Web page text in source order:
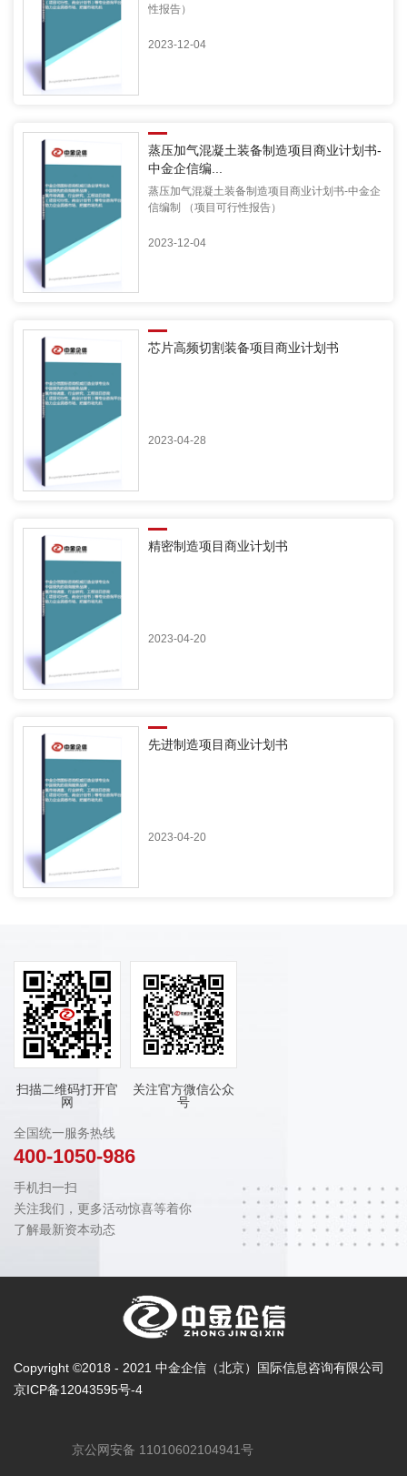
性报告）
2023-12-04
蒸压加气混凝土装备制造项目商业计划书-
中金企信编...
蒸压加气混凝土装备制造项目商业计划书-中金企
信编制 （项目可行性报告）
2023-12-04
芯片高频切割装备项目商业计划书
2023-04-28
精密制造项目商业计划书
2023-04-20
先进制造项目商业计划书
2023-04-20
扫描二维码打开官
网
关注官方微信公众
号
全国统一服务热线
400-1050-986
手机扫一扫
关注我们，更多活动惊喜等着你
了解最新资本动态
Copyright ©2018 - 2021 中金企信（北京）国际信息咨询有限公司
京ICP备12043595号-4
京公网安备 11010602104941号